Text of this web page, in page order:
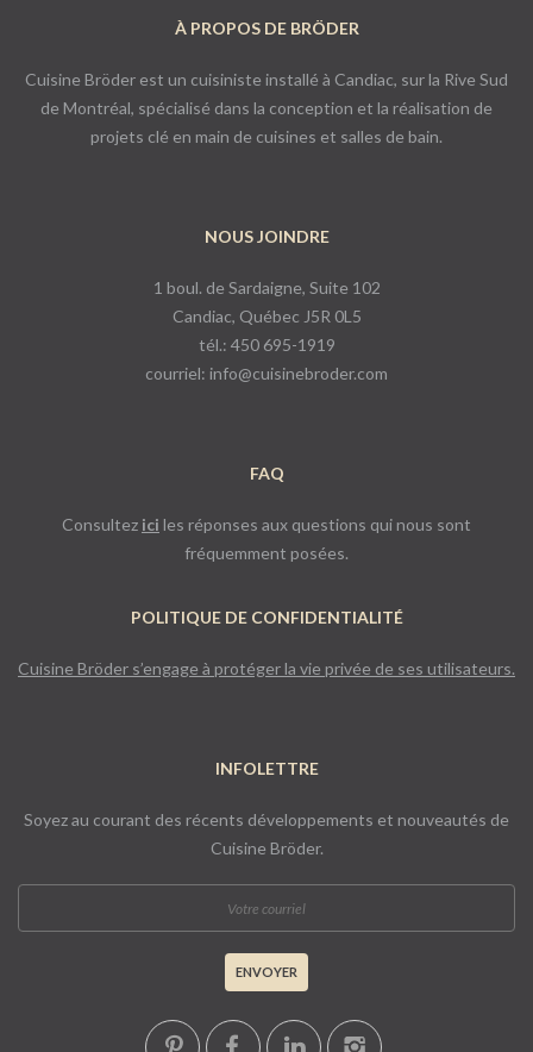
À PROPOS DE BRÖDER
Cuisine Bröder est un cuisiniste installé à Candiac, sur la Rive Sud
de Montréal, spécialisé dans la conception et la réalisation de
projets clé en main de cuisines et salles de bain.
NOUS JOINDRE
1 boul. de Sardaigne, Suite 102
Candiac, Québec J5R 0L5
tél.: 450 695-1919
courriel: info@cuisinebroder.com
FAQ
Consultez ici les réponses aux questions qui nous sont
fréquemment posées.
POLITIQUE DE CONFIDENTIALITÉ
Cuisine Bröder s’engage à protéger la vie privée de ses utilisateurs.
INFOLETTRE
Soyez au courant des récents développements et nouveautés de
Cuisine Bröder.